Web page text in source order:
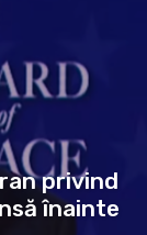
privind
înainte